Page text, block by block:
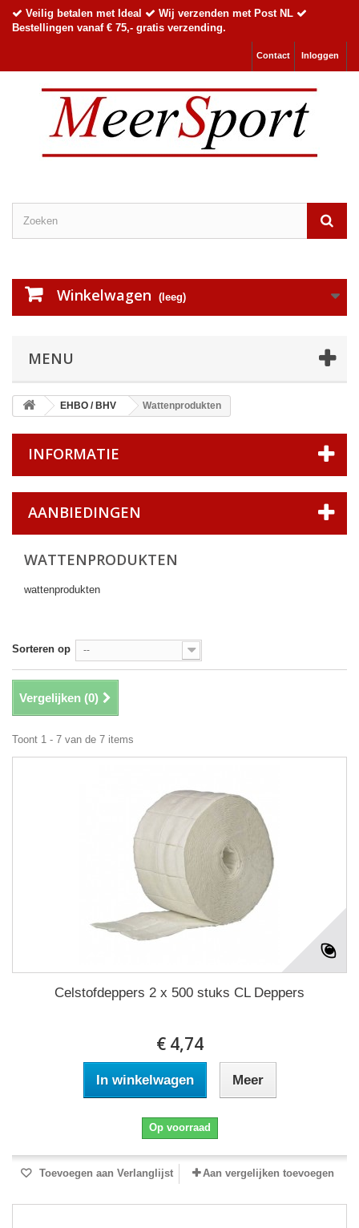
Veilig betalen met Ideal
Wij verzenden met Post NL
Bestellingen vanaf € 75,- gratis verzending.
Inloggen
Contact
Winkelwagen (leeg)
MENU
EHBO / BHV Wattenprodukten
INFORMATIE
AANBIEDINGEN
WATTENPRODUKTEN
wattenprodukten
Sorteren op --
Vergelijken (0)
Toont 1 - 7 van de 7 items
Celstofdeppers 2 x 500 stuks CL Deppers
€ 4,74
In winkelwagen Meer
Op voorraad
Toevoegen aan Verlanglijst Aan vergelijken toevoegen